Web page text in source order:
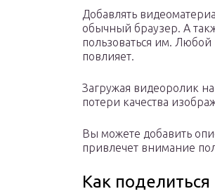
Добавлять
обычный браузер. А
пользоваться им.
повлияет.
Загружая видеоролик на
потери качества
Вы можете добавить
привлечет внимание
Как